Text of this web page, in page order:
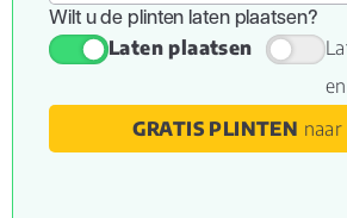
Wilt u de plinten laten plaatsen?
Laten plaatsen
GRATIS PLINTEN